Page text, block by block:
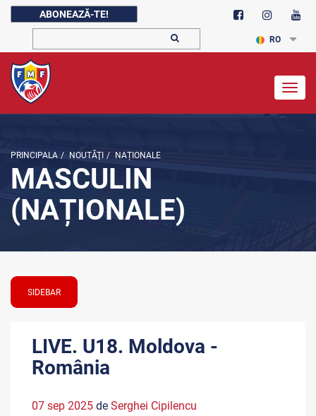
ABONEAZĂ-TE!
RO
PRINCIPALA / NOUTĂŢI / NAȚIONALE
MASCULIN
(NAȚIONALE)
SIDEBAR
LIVE. U18. Moldova -
România
07 sep 2025 de Serghei Cipilencu